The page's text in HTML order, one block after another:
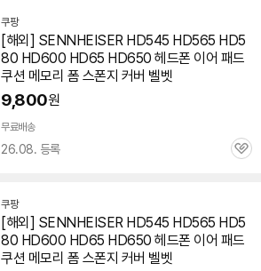
쿠팡
[해외] SENNHEISER HD545 HD565 HD5
80 HD600 HD65 HD650 헤드폰 이어 패드
쿠션 메모리 폼 스폰지 커버 벨벳
9,800원
무료배송
26.08. 등록
관
쿠팡
[해외] SENNHEISER HD545 HD565 HD5
80 HD600 HD65 HD650 헤드폰 이어 패드
쿠션 메모리 폼 스폰지 커버 벨벳